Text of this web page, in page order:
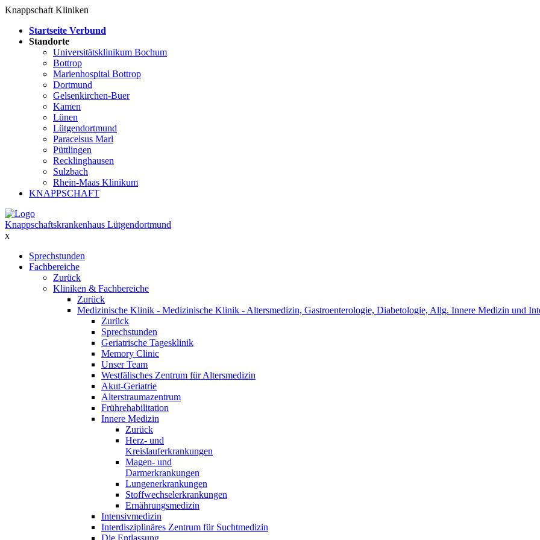
Knappschaft Kliniken
Startseite Verbund
Standorte
Universitätsklinikum Bochum
Bottrop
Marienhospital Bottrop
Dortmund
Gelsenkirchen-Buer
Kamen
Lünen
Lütgendortmund
Paracelsus Marl
Püttlingen
Recklinghausen
Sulzbach
Rhein-Maas Klinikum
KNAPPSCHAFT
Knappschaftskrankenhaus Lütgendortmund
x
Sprechstunden
Fachbereiche
Zurück
Kliniken & Fachbereiche
Zurück
Medizinische Klinik - Medizinische Klinik - Altersmedizin, Gastroenterologie, Diabetologie, Allg. Innere Medizin und
Zurück
Sprechstunden
Geriatrische Tagesklinik
Memory Clinic
Unser Team
Westfälisches Zentrum für Altersmedizin
Akut-Geriatrie
Alterstraumazentrum
Frührehabilitation
Innere Medizin
Zurück
Herz- und
Kreislauferkrankungen
Magen- und
Darmerkrankungen
Lungenerkrankungen
Stoffwechselerkrankungen
Ernährungsmedizin
Intensivmedizin
Interdisziplinäres Zentrum für Suchtmedizin
Die Entlassung